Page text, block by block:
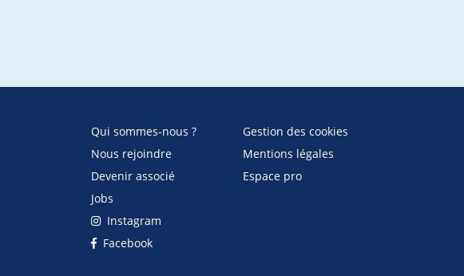
Qui sommes-nous ?
Nous rejoindre
Devenir associé
Jobs
Instagram
Facebook
Gestion des cookies
Mentions légales
Espace pro